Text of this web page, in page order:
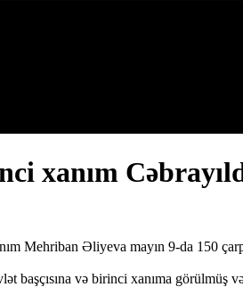
xanım
Mehriban Əliyeva mayın 9-da 150
başçısına və birinci xanıma görülmüş